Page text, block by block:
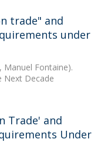
trade" and
under
Manuel Fontaine).
Next Decade
Trade' and
Under